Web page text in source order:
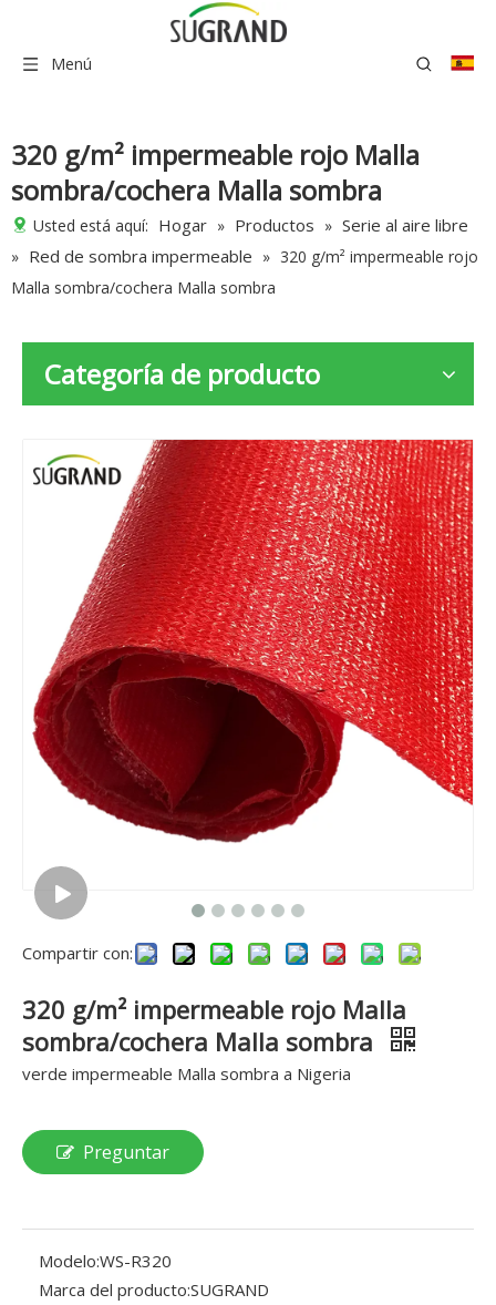
Menú
320 g/m² impermeable rojo Malla
sombra/cochera Malla sombra
Usted está aquí: Hogar » Productos » Serie al aire libre
» Red de sombra impermeable » 320 g/m² impermeable rojo
Malla sombra/cochera Malla sombra
Categoría de producto
Compartir con:
320 g/m² impermeable rojo Malla
sombra/cochera Malla sombra
verde impermeable Malla sombra a Nigeria
Preguntar
Modelo:WS-R320
Marca del producto:SUGRAND